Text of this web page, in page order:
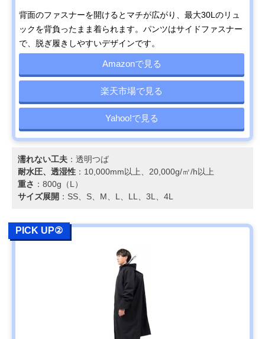
背面のファスナーを開けるとマチが広がり、最大30Lのリュ
ックを背負ったまま着られます。パンツはサイドファスナー
で、脱ぎ履きしやすいデザインです。
Amazonで見る
楽天市場で見る
Yahoo!で見る
濡れない工夫 ：透明つば
耐水圧、透湿性 ：10,000mm以上、20,000g/㎡/h以上
重さ ：800g（L）
サイズ展開 ：SS、S、M、L、LL、3L、4L
PICK UP②